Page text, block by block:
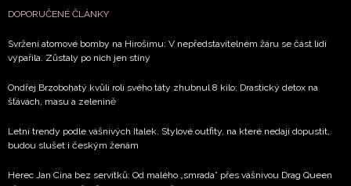
DOPORUČENÉ ČLÁNKY
Svržení atomové bomby na Hirošimu: V nepředstavitelném žáru se část lidí
vypařila. Zůstaly po nich jen stíny
Ondřej Brzobohatý kvůli roli svého táty zhubnul 8 kilo: Drastický detox na
šťávách, masu a zelenině
Letní trendy podle vášnivých Italek. Stylové outfity, na které nedají dopustit,
budou slušet i českým ženám
Herec Jan Cina bez servítků: Od malého „smrada” přes vášnivou Drag Queen